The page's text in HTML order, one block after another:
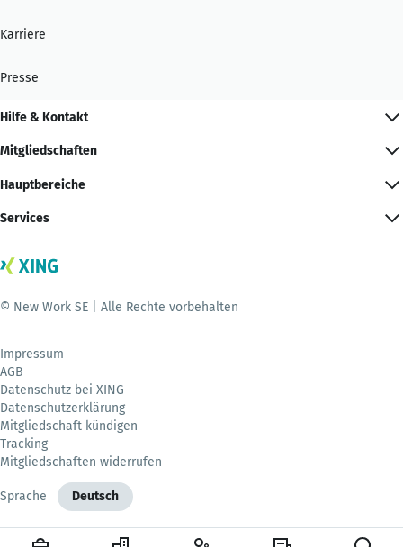
Karriere
Presse
Hilfe & Kontakt
Mitgliedschaften
Hauptbereiche
Services
© New Work SE | Alle Rechte vorbehalten
Impressum
AGB
Datenschutz bei XING
Datenschutzerklärung
Mitgliedschaft kündigen
Tracking
Mitgliedschaften widerrufen
Sprache Deutsch